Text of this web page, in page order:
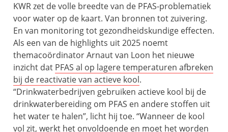
KWR zet de volle breedte van de PFAS-problematiek
voor water op de kaart. Van bronnen tot zuivering.
En van monitoring tot gezondheidskundige effecten.
Als een van de highlights uit 2025 noemt
themacoördinator Arnaut van Loon het nieuwe
inzicht dat PFAS al op lagere temperaturen afbreken
bij de reactivatie van actieve kool.
“Drinkwaterbedrijven gebruiken actieve kool bij de
drinkwaterbereiding om PFAS en andere stoffen uit
het water te halen”, licht hij toe. “Wanneer de kool
vol zit, werkt het onvoldoende en moet het worden